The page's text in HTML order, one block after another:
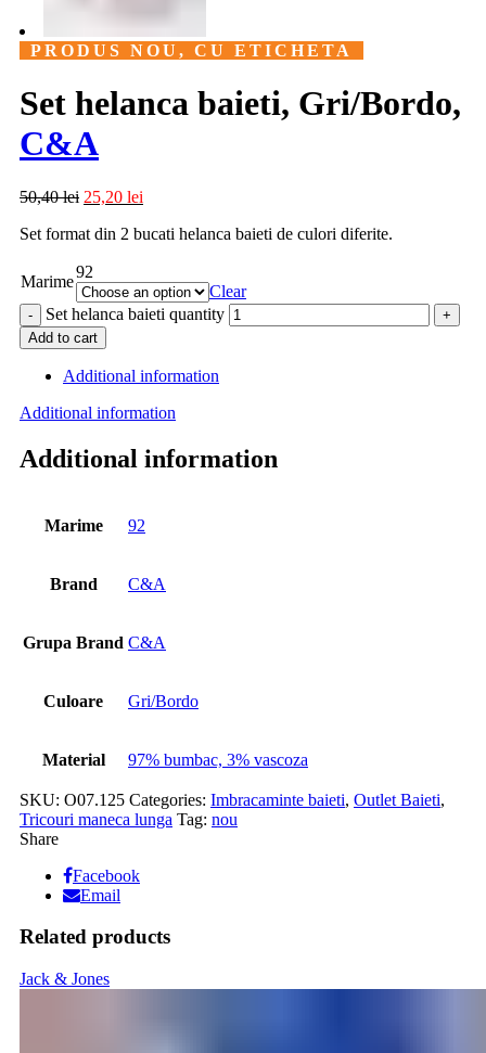
PRODUS NOU, CU ETICHETA
Set helanca baieti, Gri/Bordo,
C&A
50,40lei 25,20 lei
Set format din 2 bucati helanca baieti de culori diferite.
Marime
92
Clear
Set helanca baieti quantity
Add to cart
Additional information
Additional information
Additional information
Marime 92
Brand C&A
Grupa Brand C&A
Culoare Gri/Bordo
Material 97% bumbac, 3% vascoza
SKU: O07.125 Categories: Imbracaminte baieti, Outlet Baieti,
Tricouri maneca lunga Tag: nou
Share
Facebook
Email
Related products
Jack & Jones